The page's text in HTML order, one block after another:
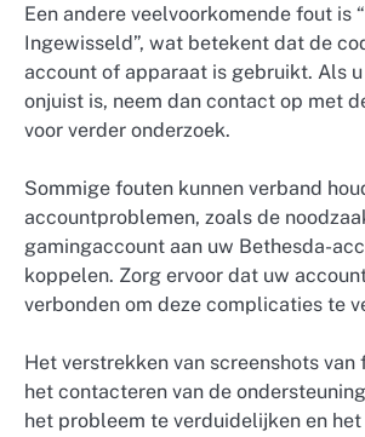
Een andere veelvoorkomende fout is
Ingewisseld”, wat betekent dat de
account of apparaat is gebruikt. Als
onjuist is, neem dan contact op met
voor verder onderzoek.
Sommige fouten kunnen verband
accountproblemen, zoals de
gamingaccount aan uw Bethesda-
koppelen. Zorg ervoor dat uw
verbonden om deze complicaties te
Het verstrekken van screenshots
het contacteren van de
het probleem te verduidelijken en het